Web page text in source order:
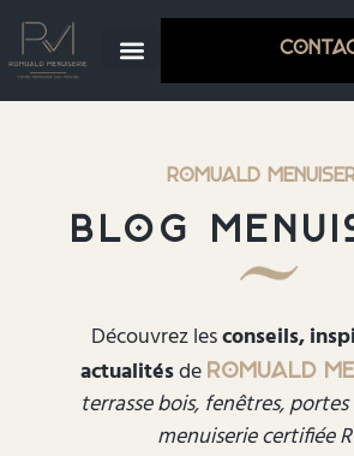
ROMUALD
Blog
Découvrez lesconseils,
actualitésde Romuald
terrasse bois, fenêtres,
menuiserie certifiée